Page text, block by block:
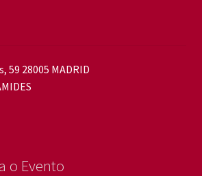
59 28005 MADRID
o Evento